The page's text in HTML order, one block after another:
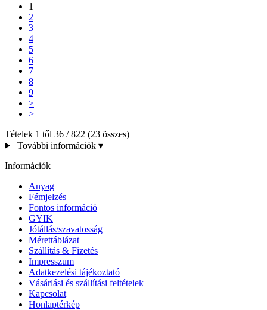
1
2
3
4
5
6
7
8
9
>
>|
Tételek 1 től 36 / 822 (23 összes)
További információk ▾
Információk
Anyag
Fémjelzés
Fontos információ
GYIK
Jótállás/szavatosság
Mérettáblázat
Szállítás & Fizetés
Impresszum
Adatkezelési tájékoztató
Vásárlási és szállítási feltételek
Kapcsolat
Honlaptérkép